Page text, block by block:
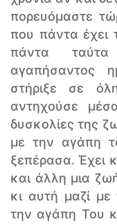
πορευόμαστε
που πάντα έχει
πάντα
αγαπήσαντος
στήριξε σε
αντηχούσε
δυσκολίες της
με την αγάπη
ξεπέρασα. Έχει
και άλλη μια
κι αυτή μαζί
την αγάπη Του